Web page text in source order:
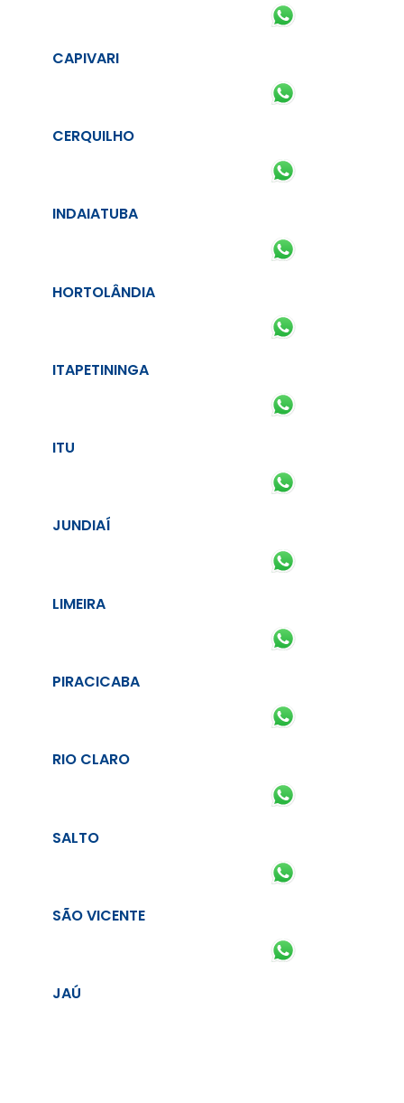
CAPIVARI
CERQUILHO
INDAIATUBA
HORTOLÂNDIA
ITAPETININGA
ITU
JUNDIAÍ
LIMEIRA
PIRACICABA
RIO CLARO
SALTO
SÃO VICENTE
JAÚ